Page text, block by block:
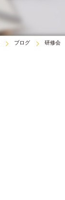
ブログ 研修会